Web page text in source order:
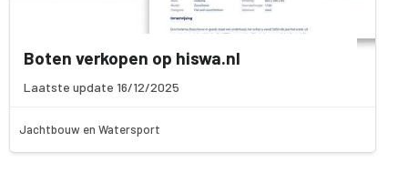
Boten verkopen op hiswa.nl
Laatste update 16/12/2025
Jachtbouw en Watersport